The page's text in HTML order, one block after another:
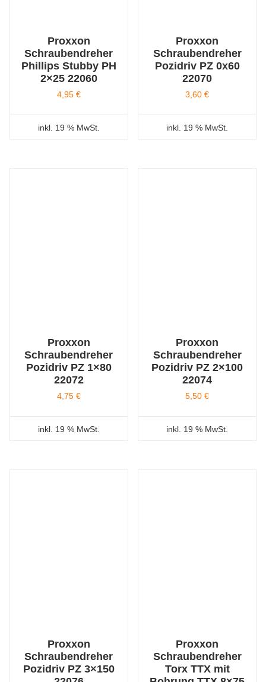
Proxxon
Schraubendreher
Phillips Stubby PH
2×25 22060
4,95 €
inkl. 19 % MwSt.
Proxxon
Schraubendreher
Pozidriv PZ 0x60
22070
3,60€
inkl. 19 % MwSt.
Proxxon
Schraubendreher
Pozidriv PZ 1×80
22072
4,75 €
inkl. 19 % MwSt.
Proxxon
Schraubendreher
Pozidriv PZ 2×100
22074
5,50€
inkl. 19 % MwSt.
Proxxon
Schraubendreher
Pozidriv PZ 3×150
Proxxon
Schraubendreher
Torx TTX mit